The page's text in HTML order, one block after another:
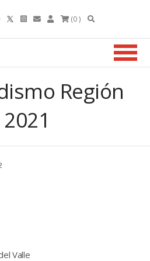
(0 )
Región
Valle